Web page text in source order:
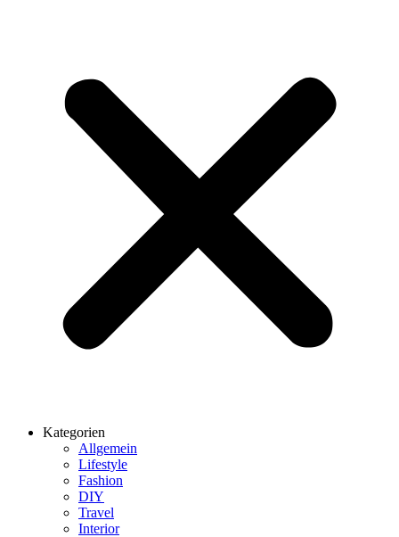
Kategorien
Allgemein
Lifestyle
Fashion
DIY
Travel
Interior